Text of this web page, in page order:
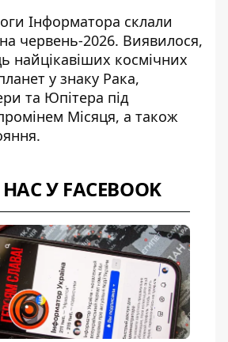
Інформатора склали
червень-2026. Виявилося,
найцікавіших космічних
у знаку Рака,
та Юпітера під
Місяця, а також
У FACEBOOK